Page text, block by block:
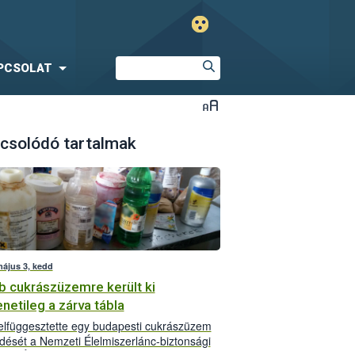
tartalmak
3, kedd
cukrászüzemre került ki
a zárva tábla
egy budapesti cukrászüzem
a Nemzeti Élelmiszerlánc-biztonsági